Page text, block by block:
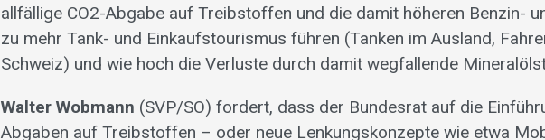
allfällige CO2-Abgabe auf Treibstoffen und die damit höheren Benzin-
zu mehr Tank- und Einkaufstourismus führen (Tanken im Ausland,
Schweiz) und wie hoch die Verluste durch damit wegfallende
Walter Wobmann (SVP/SO) fordert, dass der Bundesrat auf die
Abgaben auf Treibstoffen – oder neue Lenkungskonzepte wie etwa